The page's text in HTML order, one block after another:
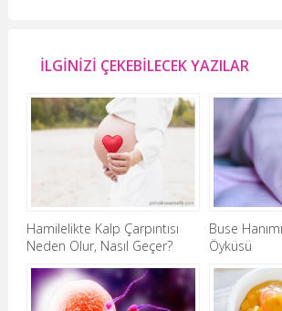
İLGİNİZİ ÇEKEBİLECEK YAZILAR
Hamilelikte Kalp Çarpıntısı
Neden Olur, Nasıl Geçer?
Buse
Öyküsü